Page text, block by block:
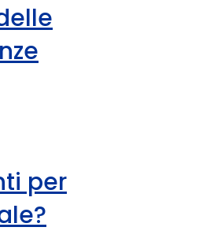
per